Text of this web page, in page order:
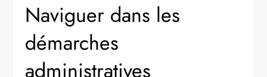
Naviguer dans les
démarches
administratives